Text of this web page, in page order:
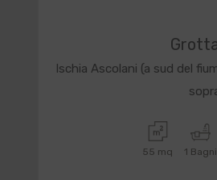
Ischia Ascolani (a sud del
55 mq 1 Bagni